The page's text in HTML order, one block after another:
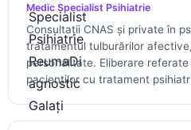
Medic Specialist Psihiatrie
Consultații CNAS și private în
tratamentul tulburărilor
personalitate. Eliberare
pacienților cu tratament